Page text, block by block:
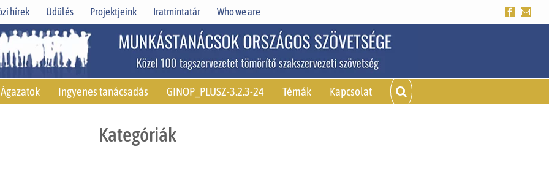
hírek Üdülés Projektjeink Iratmintatár Who we are Facebook
Ágazatok Ingyenes tanácsadás GINOP_PLUSZ-3.2.3-24 Témák Kapcsolat
Kategóriák